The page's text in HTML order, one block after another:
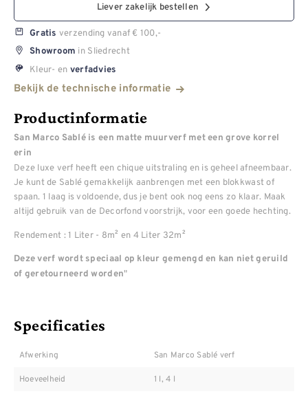
Liever zakelijk bestellen
Gratis verzending vanaf € 100,-
Showroom in Sliedrecht
Kleur- en verfadvies
Bekijk de technische informatie
Productinformatie
San Marco Sablé is een matte muurverf met een grove korrel
erin
Deze luxe verf heeft een chique uitstraling en is geheel afneembaar.
Je kunt de Sablé gemakkelijk aanbrengen met een blokkwast of
spaan. 1 laag is voldoende, dus je bent ook nog eens zo klaar. Maak
altijd gebruik van de Decorfond voorstrijk, voor een goede hechting.
Rendement : 1 Liter - 8m² en 4 Liter 32m²
Deze verf wordt speciaal op kleur gemengd en kan niet geruild
of geretourneerd worden"
Specificaties
Afwerking San Marco Sablé verf
Hoeveelheid 1 l, 4 l